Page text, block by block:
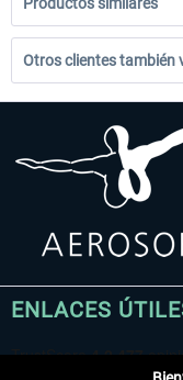
Otros clientes también
ENLACES